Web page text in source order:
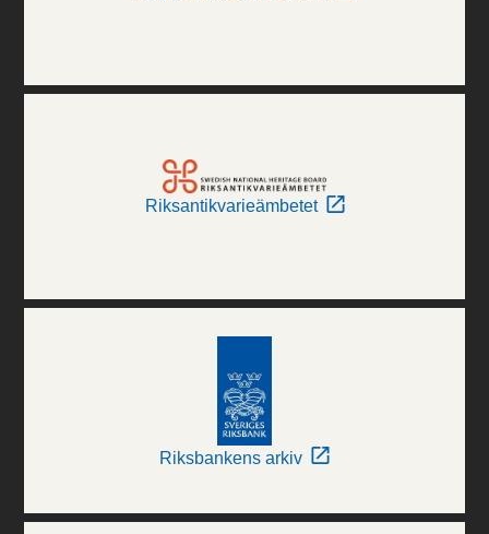
Riksantikvarieämbetet
Riksbankens arkiv